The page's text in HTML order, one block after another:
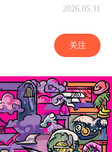
2026.05.11
关注